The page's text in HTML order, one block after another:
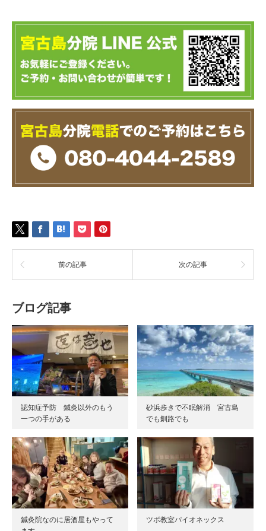
前の記事 次の記事
ブログ記事
認知症予防 鍼灸以外のもう
一つの手がある
砂浜歩きで不眠解消 宮古島
でも釧路でも
鍼灸院なのに居酒屋もやって
ツボ教室パイオネックス